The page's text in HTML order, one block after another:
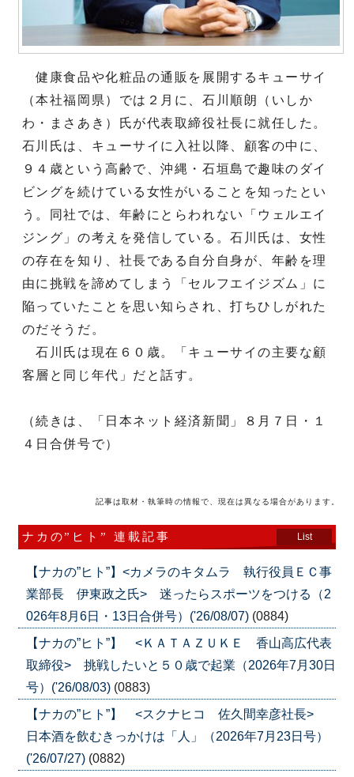
健康食品や化粧品の通販を展開するキューサイ
（本社福岡県）では２月に、石川順朗（いしか
わ・まさあき）氏が代表取締役社長に就任した。
石川氏は、キューサイに入社以降、顧客の中に、
９４歳という高齢で、沖縄・石垣島で趣味のダイ
ビングを続けている女性がいることを知ったとい
う。同社では、年齢にとらわれない「ウェルエイ
ジング」の考えを発信している。石川氏は、女性
の存在を知り、社長である自分自身が、年齢を理
由に挑戦を諦めてしまう「セルフエイジズム」に
陥っていたことを思い知らされ、打ちひしがれた
のだそうだ。
石川氏は現在６０歳。「キューサイの主要な顧
客層と同じ年代」だと話す。
（続きは、「日本ネット経済新聞」８月７日・１
４日合併号で）
記事は取材・執筆時の情報で、現在は異なる場合があります。
ナカの”ヒト” 連載記事 List
【ナカの”ヒト”】<カメラのキタムラ 執行役員ＥＣ事
業部長 伊東政之氏> 迷ったらスポーツをつける（2
026年8月6日・13日合併号）('26/08/07) (0884)
【ナカの”ヒト”】 <ＫＡＴＡＺＵＫＥ 香山高広代表
取締役> 挑戦したいと５０歳で起業（2026年7月30日
号）('26/08/03) (0883)
【ナカの”ヒト”】 <スクナヒコ 佐久間幸彦社長>
日本酒を飲むきっかけは「人」（2026年7月23日号）
('26/07/27) (0882)